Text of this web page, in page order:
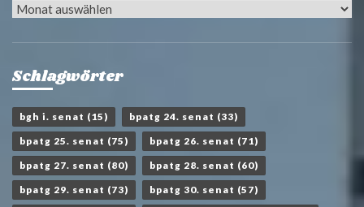
Archiv
Schlagwörter
bgh i. senat (15) bpatg 24. senat (33)
bpatg 25. senat (75) bpatg 26. senat (71)
bpatg 27. senat (80) bpatg 28. senat (60)
bpatg 29. senat (73) bpatg 30. senat (57)